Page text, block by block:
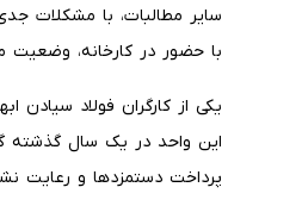
سایر مطالبات، با مشکلات
با حضور در کارخانه، وضعیت
یکی از کارگران فولاد سیادن
این واحد در یک سال گذشته
پرداخت دستمزدها و رعایت